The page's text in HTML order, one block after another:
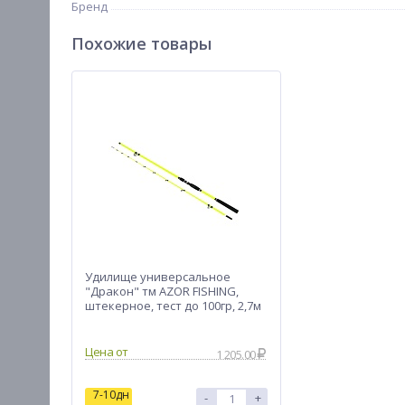
Бренд
Похожие товары
Удилище универсальное
"Дракон" тм AZOR FISHING,
штекерное, тест до 100гр, 2,7м
Цена от 1 205.00
7-10дн - +